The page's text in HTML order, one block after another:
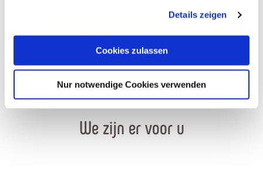
Cookies, wenn Sie unsere Webseite weiterhin nutzen.
Details zeigen
Cookies zulassen
Nur notwendige Cookies verwenden
We zijn er voor u